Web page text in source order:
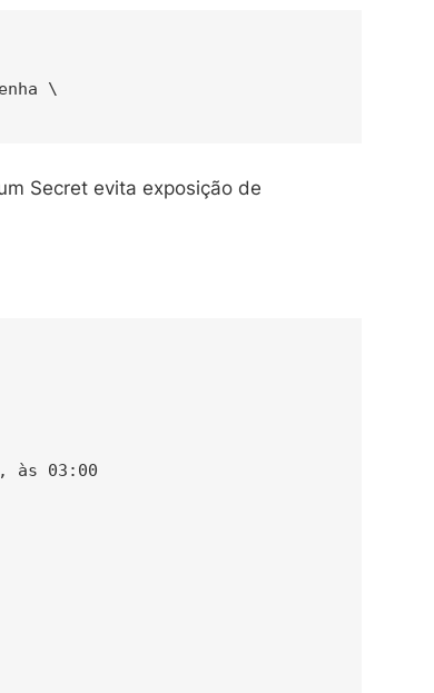
\
Secret evita exposição de
às 03:00